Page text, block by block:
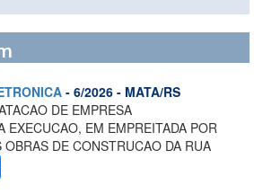
- 6/2026 - MATA/RS
DE EMPRESA
EXECUCAO, EM EMPREITADA POR
OBRAS DE CONSTRUCAO DA RUA